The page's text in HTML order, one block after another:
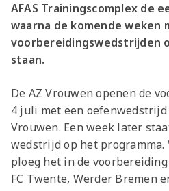
AFAS Trainingscomplex de
waarna de komende weken
voorbereidingswedstrijden
staan.
De AZ Vrouwen openen de
4 juli met een oefenwedstrijd
Vrouwen. Een week later
wedstrijd op het programma.
ploeg het in de
FC Twente, Werder Bremen